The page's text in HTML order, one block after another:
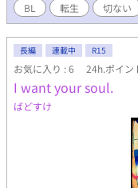
BL 転生 切ない
長編 連載中 R15
お気に入り : 6 24h.ポイン
I want your soul.
ばどすけ